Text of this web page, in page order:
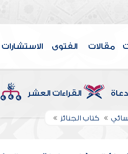
مقالات الفتوى الاستشارات
القراءات العشر
كتاب الجنائز